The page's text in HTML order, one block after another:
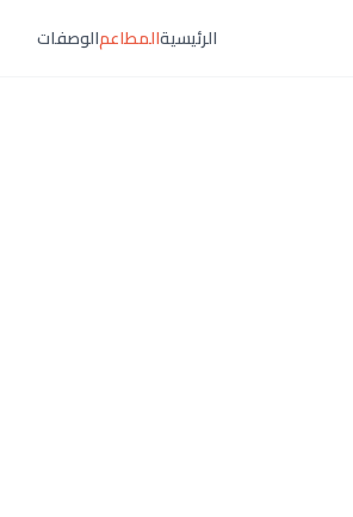
الرئيسيةالمطاعمالوصفات